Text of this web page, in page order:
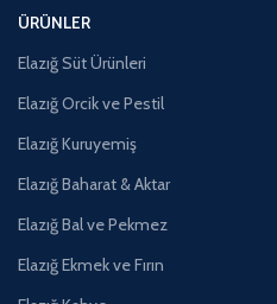
ÜRÜNLER
Elazığ Süt Ürünleri
Elazığ Orcik ve Pestil
Elazığ Kuruyemiş
Elazığ Baharat & Aktar
Elazığ Bal ve Pekmez
Elazığ Ekmek ve Fırın